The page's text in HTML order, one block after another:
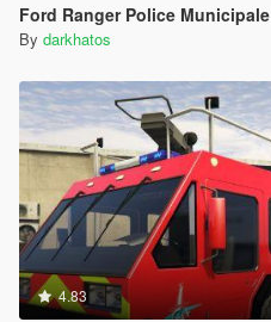
Ford Ranger Police Municipale
By darkhatos
4.83